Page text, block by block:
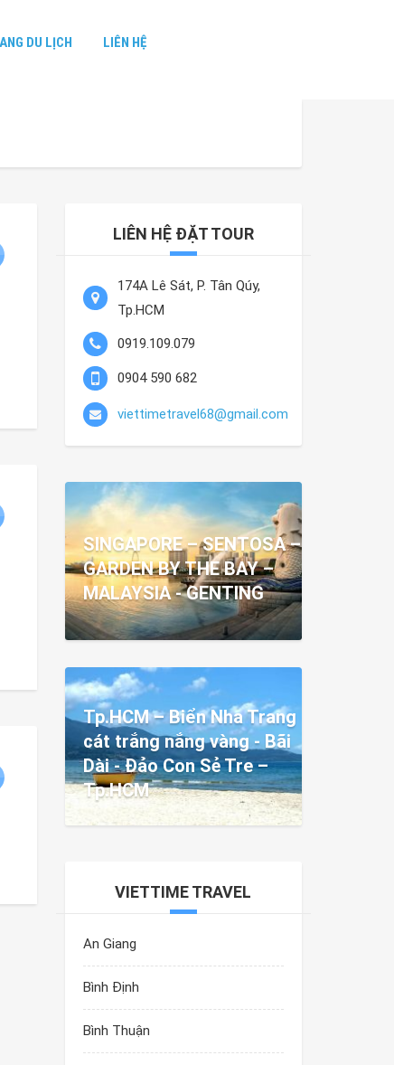
DU LỊCH LIÊN HỆ
LIÊN HỆ ĐẶT TOUR
174A Lê Sát, P. Tân Qúy,
Tp.HCM
0919.109.079
0904 590 682
viettimetravel68@gmail.com
SINGAPORE – SENTOSA –
GARDEN BY THE BAY –
MALAYSIA - GENTING
Tp.HCM – Biển Nha Trang
cát trắng nắng vàng - Bãi
Dài - Đảo Con Sẻ Tre –
Tp.HCM
VIETTIME TRAVEL
An Giang
Bình Định
Bình Thuận